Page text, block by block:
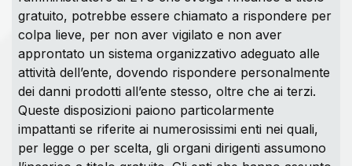
gratuito, potrebbe essere chiamato a rispondere per
colpa lieve, per non aver vigilato e non aver
approntato un sistema organizzativo adeguato alle
attività dell’ente, dovendo rispondere personalmente
dei danni prodotti all’ente stesso, oltre che ai terzi.
Queste disposizioni paiono particolarmente
impattanti se riferite ai numerosissimi enti nei quali,
per legge o per scelta, gli organi dirigenti assumono